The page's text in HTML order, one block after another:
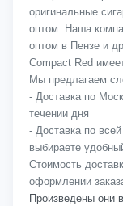
оригинальные
оптом. Наша
оптом в Пензе и
Compact Red
Мы предлагаем
- Доставка по
течении дня
- Доставка по
выбираете
Стоимость
оформлении
Произведены они